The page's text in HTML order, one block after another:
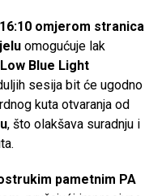
16:10 omjerom stranica
omogućuje lak
Blue Light
sesija bit će ugodno
kuta otvaranja od
, što olakšava suradnju i
pametnim PA